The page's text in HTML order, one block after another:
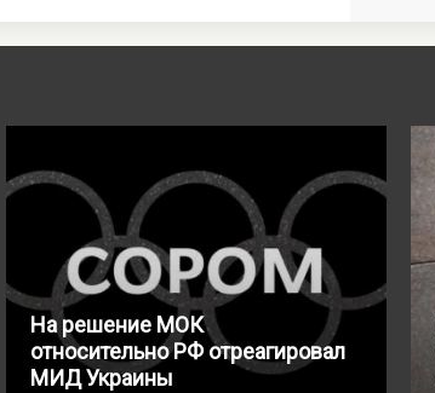
На решение МОК
относительно РФ отреагировал
МИД Украины